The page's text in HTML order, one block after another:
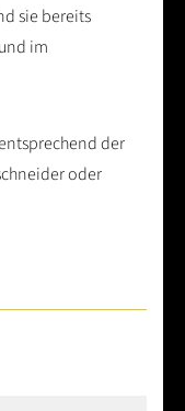
sie bereits
im
der
oder